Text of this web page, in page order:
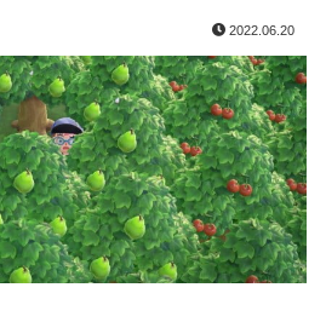
2022.06.20